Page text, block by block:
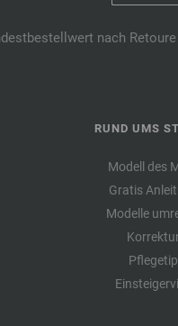
nach
RUND UMS
Modell des
Gratis
Modelle